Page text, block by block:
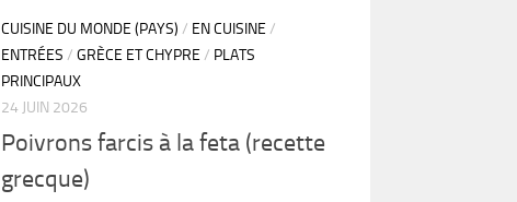
CUISINE DU MONDE (PAYS) / EN CUISINE /
ENTRÉES / GRÈCE ET CHYPRE / PLATS
PRINCIPAUX
24 JUIN 2026
Poivrons farcis à la feta (recette
grecque)